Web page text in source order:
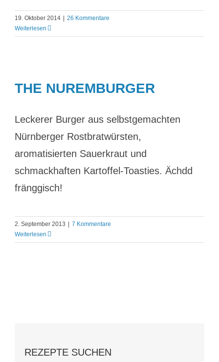
19. Oktober 2014
26 Kommentare
Weiterlesen
THE NUREMBURGER
Leckerer Burger aus selbstgemachten
Nürnberger Rostbratwürsten,
aromatisierten Sauerkraut und
schmackhaften Kartoffel-Toasties. Ächdd
fränggisch!
2. September 2013
7 Kommentare
Weiterlesen
REZEPTE SUCHEN